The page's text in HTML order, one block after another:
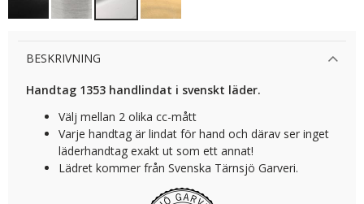
BESKRIVNING
Handtag 1353 handlindat i svenskt läder.
Välj mellan 2 olika cc-mått
Varje handtag är lindat för hand och därav ser inget
läderhandtag exakt ut som ett annat!
Lädret kommer från Svenska Tärnsjö Garveri.